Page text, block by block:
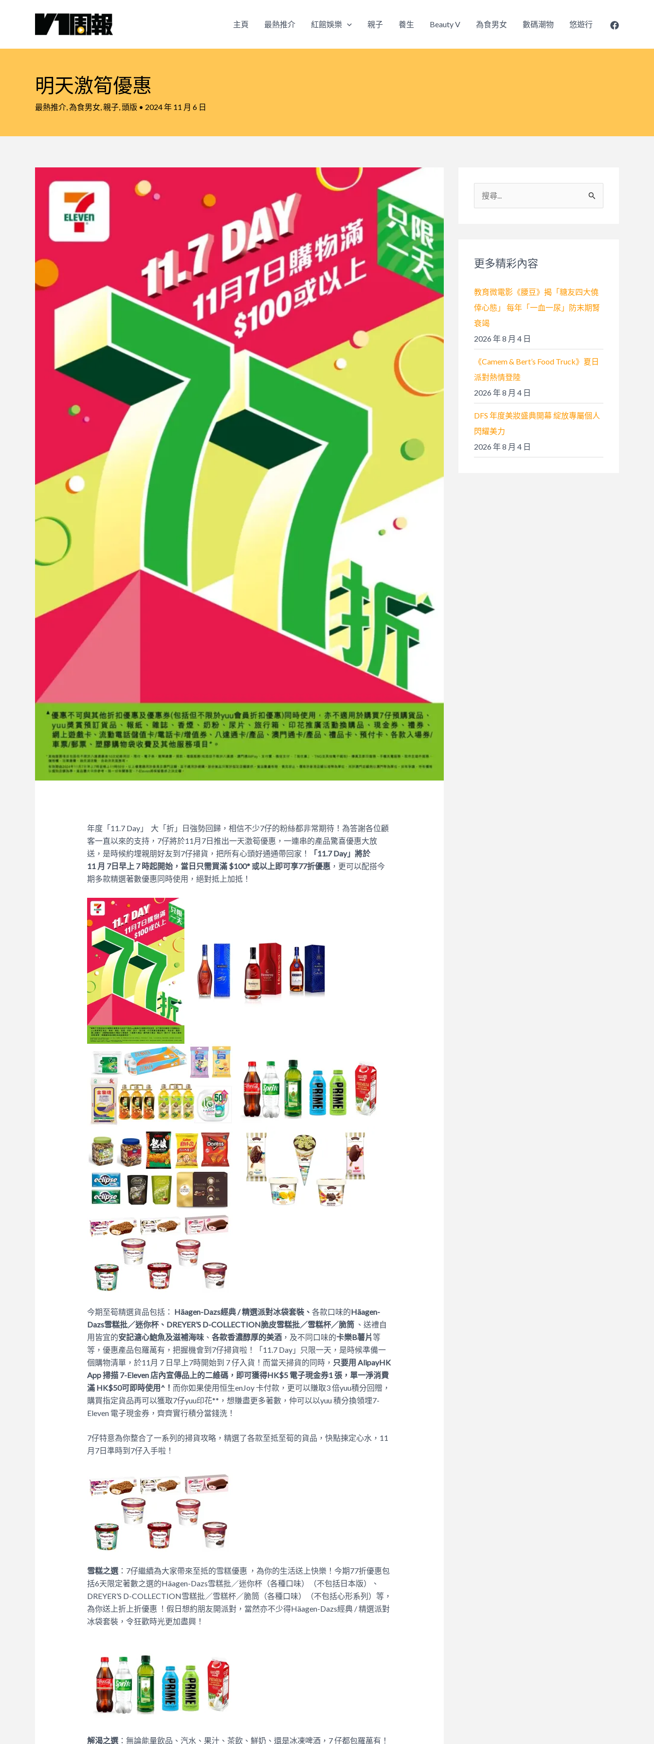
主頁 最熱推介 紅館娛樂 親子 養生 Beauty V 為食男女 數碼潮物 悠遊行
明天激筍優惠
最熱推介 為食男女 親子 頭版 • 2024 年 11 月 6 日
年度「11.7 Day」 大「折」日強勢回歸，相信不少7仔的粉絲都非常期待！為答謝各位顧
客一直以來的支持，7仔將於11月7日推出一天激筍優惠，一連串的產品驚喜優惠大放
送，是時候約埋親朋好友到7仔掃貨，把所有心頭好通通帶回家！
「 11.7Day」將於
11 月 7日早上 7 時起開始，當日只需買滿 $100* 或以上即可享77折優惠，更可以配搭今
期多款精選著數優惠同時使用，絕對抵上加抵！
今期至筍精選貨品包括： Häagen-Dazs經典 /精選派對冰袋套裝、 各款口味的Häagen-
Dazs雪糕批／迷你杯、DREYER’S D-COLLECTION脆皮雪糕批／雪糕杯／脆筒、送禮自
用皆宜的安記溏心鮑魚及滋補海味、 各款香濃醇厚的美酒，及不同口味的卡樂B薯片等
等，優惠產品包羅萬有，把握機會到7仔掃貨啦！「11.7 Day」只限一天，是時候準備一
個購物清單，於11月 7 日早上7時開始到 7 仔入貨！而當天掃貨的同時， 只要用 AlipayHK
App 掃描 7-Eleven 店內宣傳品上的二維碼，即可獲得HK$5 電子現金券1 張，單一淨消費
滿 HK$50可即時使用^！ 而你如果使用恒生enJoy 卡付款，更可以賺取3 倍yuu積分回贈，
購買指定貨品再可以獲取7仔yuu印花**，想賺盡更多著數，仲可以以yuu 積分換領埋7-
Eleven 電子現金券，齊齊實行積分當錢洗！
7仔特意為你整合了一系列的掃貨攻略，精選了各款至抵至筍的貨品，快點揀定心水，11
月7日準時到7仔入手啦！
雪糕之選：7仔繼續為大家帶來至抵的雪糕優惠 ，為你的生活送上快樂！今期77折優惠包
括6天限定著數之選的Häagen-Dazs雪糕批／迷你杯（各種口味）（不包括日本版）、
DREYER’S D-COLLECTION雪糕批／雪糕杯／脆筒（各種口味）（不包括心形系列）等，
為你送上折上折優惠 ！假日想約朋友開派對，當然亦不少得Häagen-Dazs經典 / 精選派對
冰袋套裝，令狂歡時光更加盡興！
解渴之選：無論能量飲品、汽水、果汁、茶飲、鮮奶、還是冰凍啤酒，7 仔都包羅萬有！
尋
:更多精彩內容
教育微電影《腰豆》揭「糖友四大僥
倖心態」 每年「一血一尿」防末期腎
衰竭
2026 年 8 月 4 日
《Camem & Bert’s Food Truck》夏日
派對熱情登陸
2026 年 8 月 4 日
DFS 年度美妝盛典開幕 綻放專屬個人
閃耀美力
2026 年 8 月 4 日